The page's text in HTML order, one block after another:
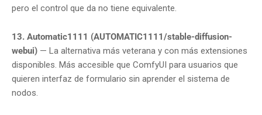
pero el control que da no tiene equivalente.
13. Automatic1111 (AUTOMATIC1111/stable-diffusion-
webui) — La alternativa más veterana y con más extensiones
disponibles. Más accesible que ComfyUI para usuarios que
quieren interfaz de formulario sin aprender el sistema de
nodos.